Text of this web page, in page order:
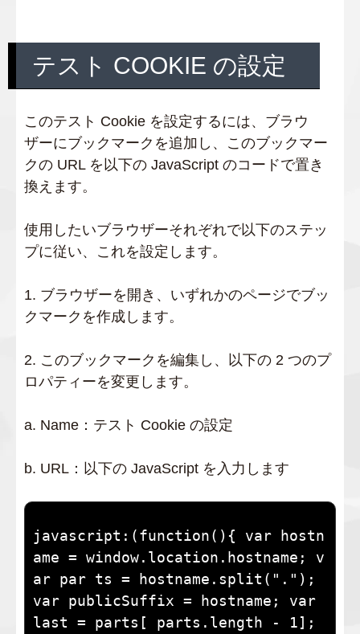
テスト COOKIE の設定
このテスト Cookie を設定するには、ブラウ
ザーにブックマークを追加し、このブックマー
クの URL を以下の JavaScript のコードで置き
換えます。
使用したいブラウザーそれぞれで以下のステッ
プに従い、これを設定します。
1. ブラウザーを開き、いずれかのページでブッ
クマークを作成します。
2. このブックマークを編集し、以下の 2 つのプ
ロパティーを変更します。
a. Name：テスト Cookie の設定
b. URL：以下の JavaScript を入力します
javascript:(function(){ var hostn
ame = window.location.hostname; v
ar par ts = hostname.split(".");
var publicSuffix = hostname; var
last = parts[ parts.length - 1];